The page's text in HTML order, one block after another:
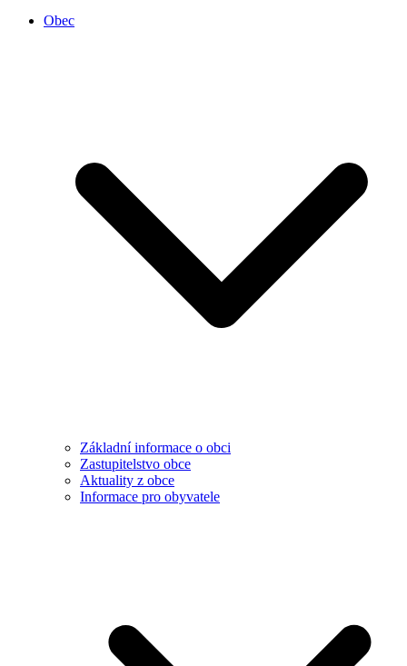
Obec
Základní informace o obci
Zastupitelstvo obce
Aktuality z obce
Informace pro obyvatele